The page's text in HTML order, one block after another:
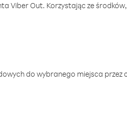
Viber Out. Korzystając ze
do wybranego miejsca przez